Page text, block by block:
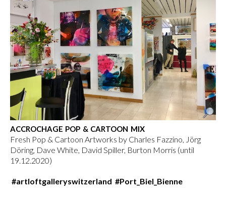
ACCROCHAGE POP & CARTOON MIX
Fresh Pop & Cartoon Artworks by Charles Fazzino, Jörg
Döring, Dave White, David Spiller, Burton Morris (until
19.12.2020)
#artloftgalleryswitzerland #Port_Biel_Bienne